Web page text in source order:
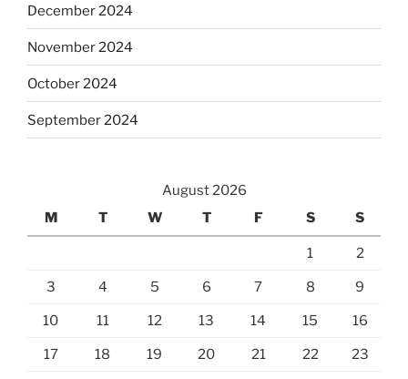
December 2024
November 2024
October 2024
September 2024
August 2026
M
T W T F S S
1 2
3 4 5 6 7 8 9
10 11 12 13 14 15 16
17 18 19 20 21 22 23